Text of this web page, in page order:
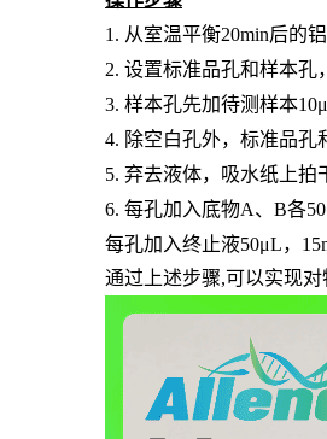
1. 从室温平衡20min后的
2. 设置标准品孔和样本孔
3. 样本孔先加待测样本
4. 除空白孔外，标准品孔
5. 弃去液体，吸水纸上拍
6. 每孔加入底物A、B各
每孔加入终止液50μL，
通过上述步骤,可以实现